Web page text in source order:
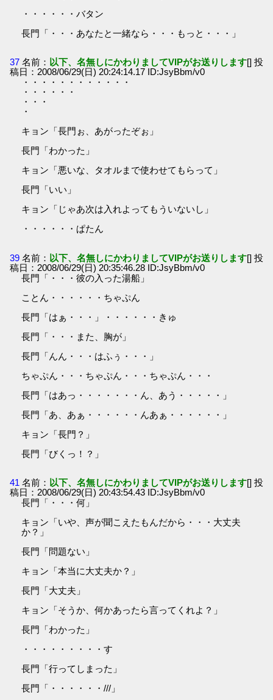
・・・・・・バタン
長門「・・・あなたと一緒なら・・・もっと・・・」
37 名前： 以下、名無しにかわりましてVIPがお送りします[] 投
稿日：2008/06/29(日) 20:24:14.17 ID:JsyBbm/v0
・・・・・・・・・・・・
・・・・・・
・・・
・
キョン「長門ぉ、あがったぞぉ」
長門「わかった」
キョン「悪いな、タオルまで使わせてもらって」
長門「いい」
キョン「じゃあ次は入れよってもういないし」
・・・・・・ぱたん
39 名前： 以下、名無しにかわりましてVIPがお送りします[] 投
稿日：2008/06/29(日) 20:35:46.28 ID:JsyBbm/v0
長門「・・・彼の入った湯船」
ことん・・・・・・ちゃぷん
長門「はぁ・・・」・・・・・・きゅ
長門「・・・また、胸が」
長門「んん・・・はふぅ・・・」
ちゃぷん・・・ちゃぷん・・・ちゃぷん・・・
長門「はあっ・・・・・・・ん、あう・・・・・」
長門「あ、あぁ・・・・・・んあぁ・・・・・・」
キョン「長門？」
長門「びくっ！？」
41 名前： 以下、名無しにかわりましてVIPがお送りします[] 投
稿日：2008/06/29(日) 20:43:54.43 ID:JsyBbm/v0
長門「・・・何」
キョン「いや、声が聞こえたもんだから・・・大丈夫
か？」
長門「問題ない」
キョン「本当に大丈夫か？」
長門「大丈夫」
キョン「そうか、何かあったら言ってくれよ？」
長門「わかった」
・・・・・・・・・す
長門「行ってしまった」
長門「・・・・・・///」